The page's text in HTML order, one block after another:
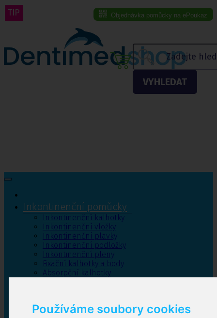
Používáme soubory cookies
Objednávka pomůcky na ePoukaz
VYHLEDAT
Menu eshopu
Inkontinenční pomůcky
Inkontinenční kalhotky
Inkontinenční vložky
Inkontinenční plavky
Inkontinenční podložky
Inkontinenční pleny
Fixační kalhotky a body
Absorpční kalhotky
TIP